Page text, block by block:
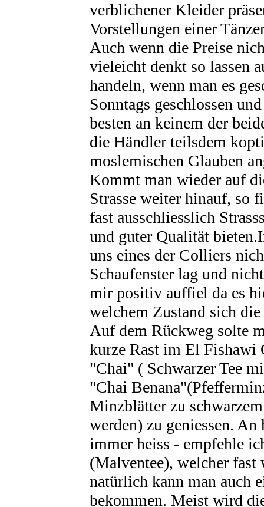
verblichener Kleider
Vorstellungen einer
Auch wenn die Preise
vieleicht denkt so lassen
handeln, wenn man es
Sonntags geschlossen
besten an keinem der
die Händler teilsdem
moslemischen Glauben
Kommt man wieder auf
Strasse weiter hinauf, so
fast ausschliesslich
und guter Qualität
uns eines der Colliers
Schaufenster lag und
mir positiv auffiel da es
welchem Zustand sich
Auf dem Rückweg solte
kurze Rast im El Fishawi
"Chai" ( Schwarzer Tee
"Chai
Minzblätter zu
werden) zu geniessen. An
immer heiss - empfehle
(Malventee), welcher
natürlich kann man auch
bekommen. Meist wird